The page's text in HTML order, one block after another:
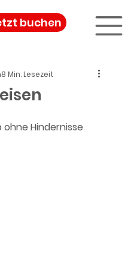
buchen
8 Min. Lesezeit
ohne Hindernisse